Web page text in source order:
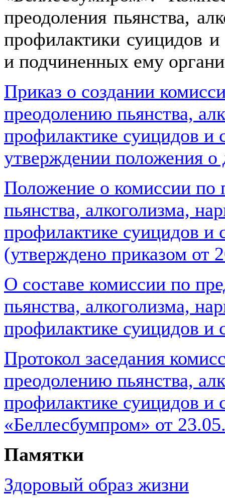
преодоления пьянства,
профилактики суицидов и
и подчиненных ему
Приказ о создании
преодолению пьянства,
профилактике суицидов и
утверждении положения
Положение о комиссии
пьянства, алкоголизма,
профилактике суицидов и
(утверждено приказом от
О составе комиссии по
пьянства, алкоголизма,
профилактике суицидов и
Протокол заседания
преодолению пьянства,
профилактике суицидов и
«Беллесбумпром» от
Памятки
Здоровый образ жизни